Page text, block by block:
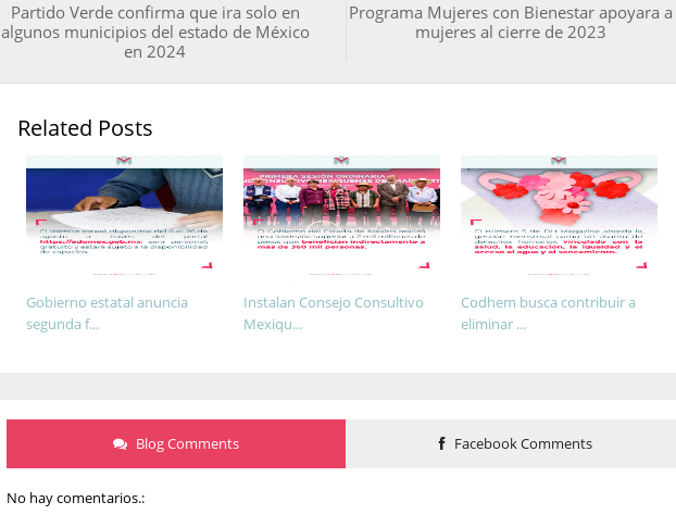
Programa Mujeres con Bienestar apoyara a
mujeres al cierre de 2023
Partido Verde confirma que ira solo en
algunos municipios del estado de México
en 2024
Related Posts
Codhem busca contribuir a
eliminar ...
Instalan Consejo Consultivo
Mexiqu...
Gobierno estatal anuncia
segunda f...
Blog Comments Facebook Comments
No hay comentarios.: